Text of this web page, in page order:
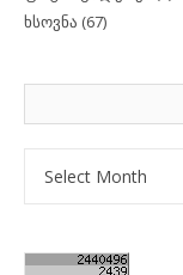
ხსოვნა (67)